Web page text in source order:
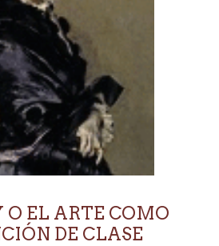
O EL ARTE COMO
DE CLASE